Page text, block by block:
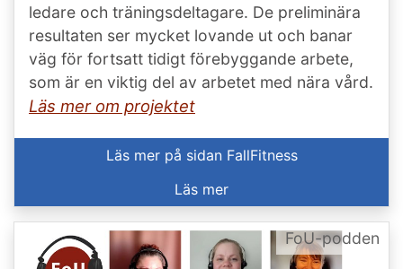
ledare och träningsdeltagare. De preliminära
resultaten ser mycket lovande ut och banar
väg för fortsatt tidigt förebyggande arbete,
som är en viktig del av arbetet med nära vård.
Läs mer om projektet
Läs mer på sidan FallFitness
Läs mer
FoU-podden